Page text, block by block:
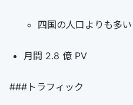
四国の人口よりも多い
月間 2.8 億 PV
###トラフィック